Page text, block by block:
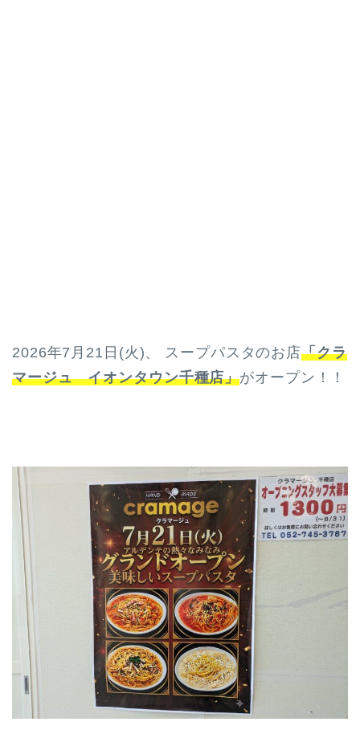
2026年7月21日(火)、 スープパスタのお店「クラ
マージュ イオンタウン千種店」がオープン！！